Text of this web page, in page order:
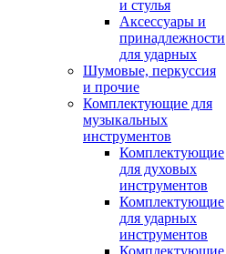
и стулья
Аксессуары и
принадлежности
для ударных
Шумовые, перкуссия
и прочие
Комплектующие для
музыкальных
инструментов
Комплектующие
для духовых
инструментов
Комплектующие
для ударных
инструментов
Комплектующие